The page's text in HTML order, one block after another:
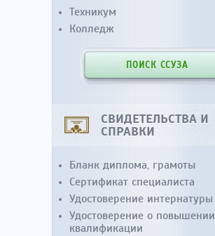
Техникум
Колледж
ПОИСК ССУЗА
СВИДЕТЕЛЬСТВА И
СПРАВКИ
Бланк диплома, грамоты
Сертификат специалиста
Удостоверение интернатуры
Удостоверение о повышении
квалификации